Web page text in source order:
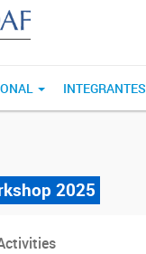
INTEGRANTES
2025